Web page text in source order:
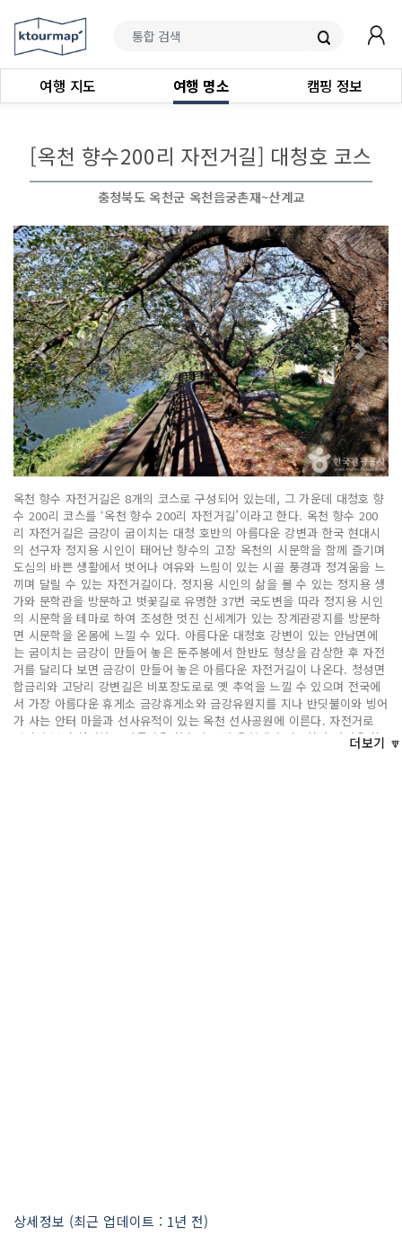
여행 지도 여행 명소 캠핑 정보
[옥천 향수200리 자전거길] 대청호 코스
충청북도 옥천군 옥천읍궁촌재~산계교
옥천 향수 자전거길은 8개의 코스로 구성되어 있는데, 그 가운데 대청호 향
수 200리 코스를 ‘옥천 향수 200리 자전거길’이라고 한다. 옥천 향수 200
리 자전거길은 금강이 굽이치는 대청 호반의 아름다운 강변과 한국 현대시
의 선구자 정지용 시인이 태어난 향수의 고장 옥천의 시문학을 함께 즐기며
도심의 바쁜 생활에서 벗어나 여유와 느림이 있는 시골 풍경과 정겨움을 느
끼며 달릴 수 있는 자전거길이다. 정지용 시인의 삶을 볼 수 있는 정지용 생
가와 문학관을 방문하고 벗꽃길로 유명한 37번 국도변을 따라 정지용 시인
의 시문학을 테마로 하여 조성한 멋진 신세계가 있는 장계관광지를 방문하
면 시문학을 온몸에 느낄 수 있다. 아름다운 대청호 강변이 있는 안남면에
는 굽이치는 금강이 만들어 놓은 둔주봉에서 한반도 형상을 감상한 후 자전
거를 달리다 보면 금강이 만들어 놓은 아름다운 자전거길이 나온다. 청성면
합금리와 고당리 강변길은 비포장도로로 옛 추억을 느낄 수 있으며 전국에
서 가장 아름다운 휴게소 금강휴게소와 금강유원지를 지나 반딧불이와 빙어
가 사는 안터 마을과 선사유적이 있는 옥천 선사공원에 이른다. 자전거로
달리다 보면 청정하고 아름다운 향수의 고장 옥천에서 시문학과 자연을 함
더보기 🔽
상세정보 (최근 업데이트 : 1년 전)